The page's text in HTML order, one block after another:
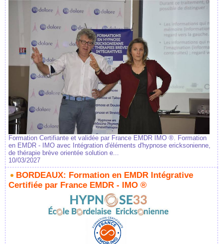
Formation Certifiante et validée par France EMDR IMO ®. Formation
en EMDR - IMO avec Intégration d'éléments d'hypnose ericksonienne,
de thérapie brève orientée solution e...
10/03/2027
BORDEAUX: Formation en EMDR Intégrative
Certifiée par France EMDR - IMO ®